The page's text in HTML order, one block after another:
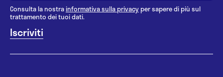
Consulta la nostrainformativa sulla privacy per sapere di più sul
trattamento dei tuoi dati.